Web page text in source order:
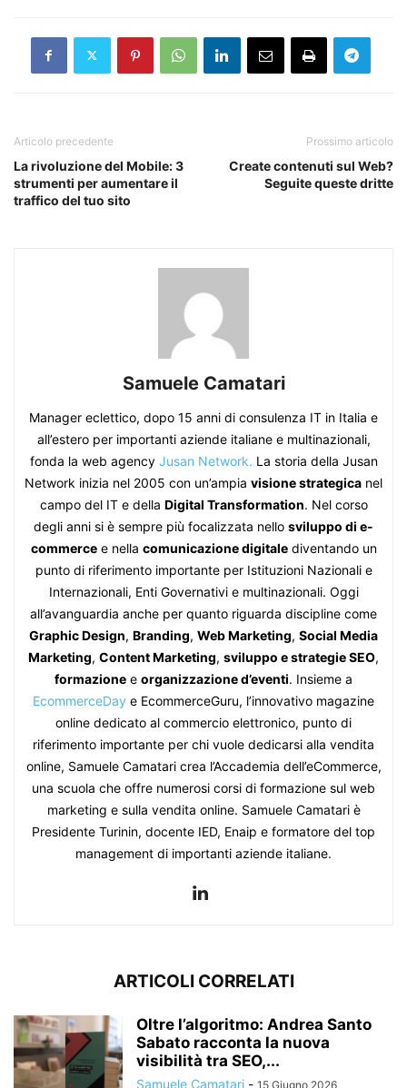
Articolo precedente
La rivoluzione del Mobile: 3
strumenti per aumentare il
traffico del tuo sito
Prossimo articolo
Create contenuti sul Web?
Seguite queste dritte
Samuele Camatari
Manager eclettico, dopo 15 anni di consulenza IT in Italia e
all’estero per importanti aziende italiane e multinazionali,
fonda la web agency Jusan Network. La storia della Jusan
Network inizia nel 2005 con un’ampia visione strategica nel
campo del IT e della Digital Transformation. Nel corso
degli anni si è sempre più focalizzata nello sviluppo di e-
commercee nella comunicazione digitalediventando un
punto di riferimento importante per Istituzioni Nazionali e
Internazionali, Enti Governativi e multinazionali. Oggi
all’avanguardia anche per quanto riguarda discipline come
Graphic Design, Branding, Web Marketing, Social Media
Marketing, Content Marketing, sviluppo e strategie SEO,
formazione e organizzazione d’eventi. Insieme a
EcommerceDay e EcommerceGuru, l’innovativo magazine
online dedicato al commercio elettronico, punto di
riferimento importante per chi vuole dedicarsi alla vendita
online, Samuele Camatari crea l’Accademia dell’eCommerce,
una scuola che offre numerosi corsi di formazione sul web
marketing e sulla vendita online. Samuele Camatari è
Presidente Turinin, docente IED, Enaip e formatore del top
management di importanti aziende italiane.
ARTICOLI CORRELATI
Oltre l’algoritmo: Andrea Santo
Sabato racconta la nuova
visibilità tra SEO,...
Samuele Camatari - 15 Giugno 2026